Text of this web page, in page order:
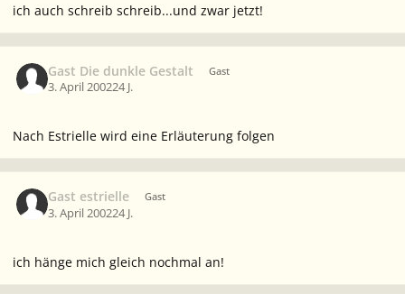
ich auch schreib schreib...und zwar jetzt!
Gast Die dunkle Gestalt Gast
3. April 200224 J.
Nach Estrielle wird eine Erläuterung folgen
Gast estrielle Gast
3. April 200224 J.
ich hänge mich gleich nochmal an!